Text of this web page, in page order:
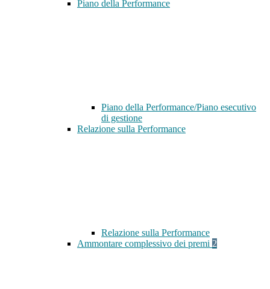
Piano della Performance
Piano della Performance/Piano esecutivo
di gestione
Relazione sulla Performance
Relazione sulla Performance
Ammontare complessivo dei premi 2